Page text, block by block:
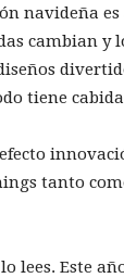
navideña es
cambian y
tiene
tanto
lees. Este